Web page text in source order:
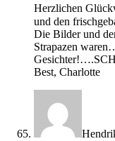
Herzlichen
und den
Die Bilder und
Strapazen
Best, Charlotte